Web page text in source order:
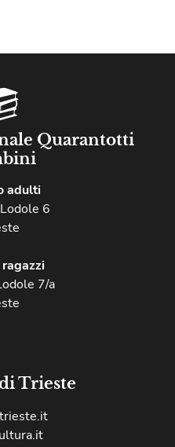
Quarantotti
adulti
6
7/a
Trieste